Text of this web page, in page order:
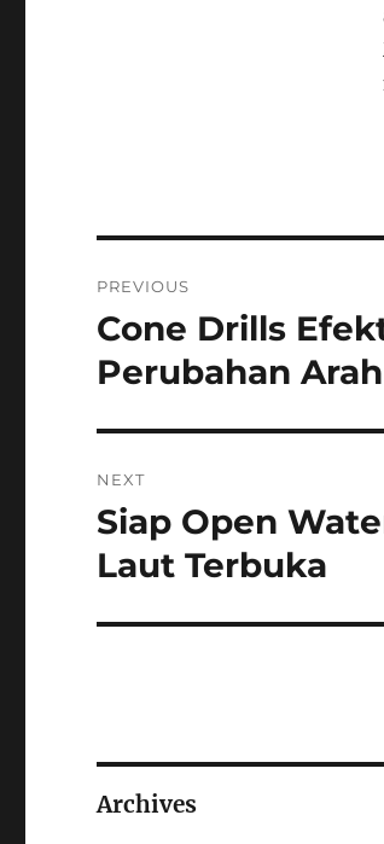
pos
PREVIOUS
Previous
post:
Cone Drills
Perubahan
NEXT
Next
post:
Siap Open
Laut Terbuka
Archives